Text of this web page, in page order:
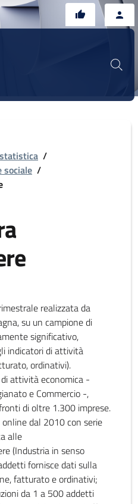
/
sociale /
realizzata da
su un campione di
significativo,
indicatori di attività
ordinativi).
attività economica -
e Commercio -,
di oltre 1.300 imprese.
dal 2010 con serie
alle
(Industria in senso
fornisce dati sulla
fatturato e ordinativi;
da 1 a 500 addetti